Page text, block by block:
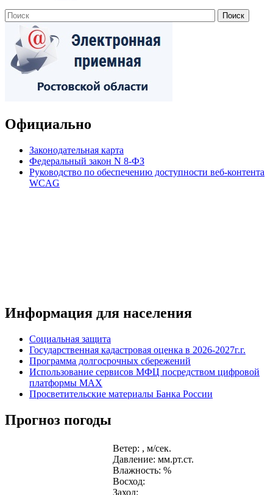
Официально
Законодательная карта
Федеральный закон N 8-ФЗ
Руководство по обеспечению доступности веб-контента
WCAG
Информация для населения
Социальная защита
Государственная кадастровая оценка в 2026-2027г.г.
Программа долгосрочных сбережений
Использование сервисов МФЦ посредством цифровой
платформы MAX
Просветительские материалы Банка России
Прогноз погоды
Ветер: , м/сек.
Давление: мм.рт.ст.
Влажность: %
Восход:
Заход: